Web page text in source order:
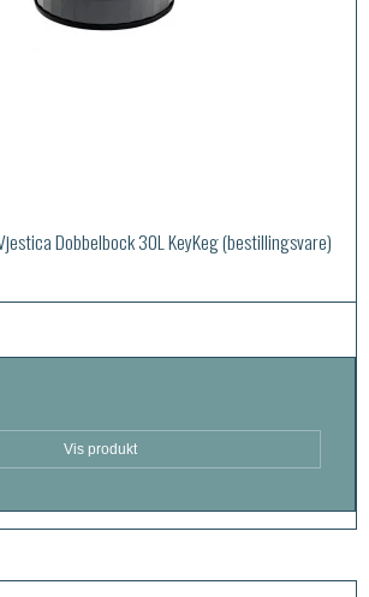
Dobbelbock 30L KeyKeg (bestillingsvare)
Vis produkt